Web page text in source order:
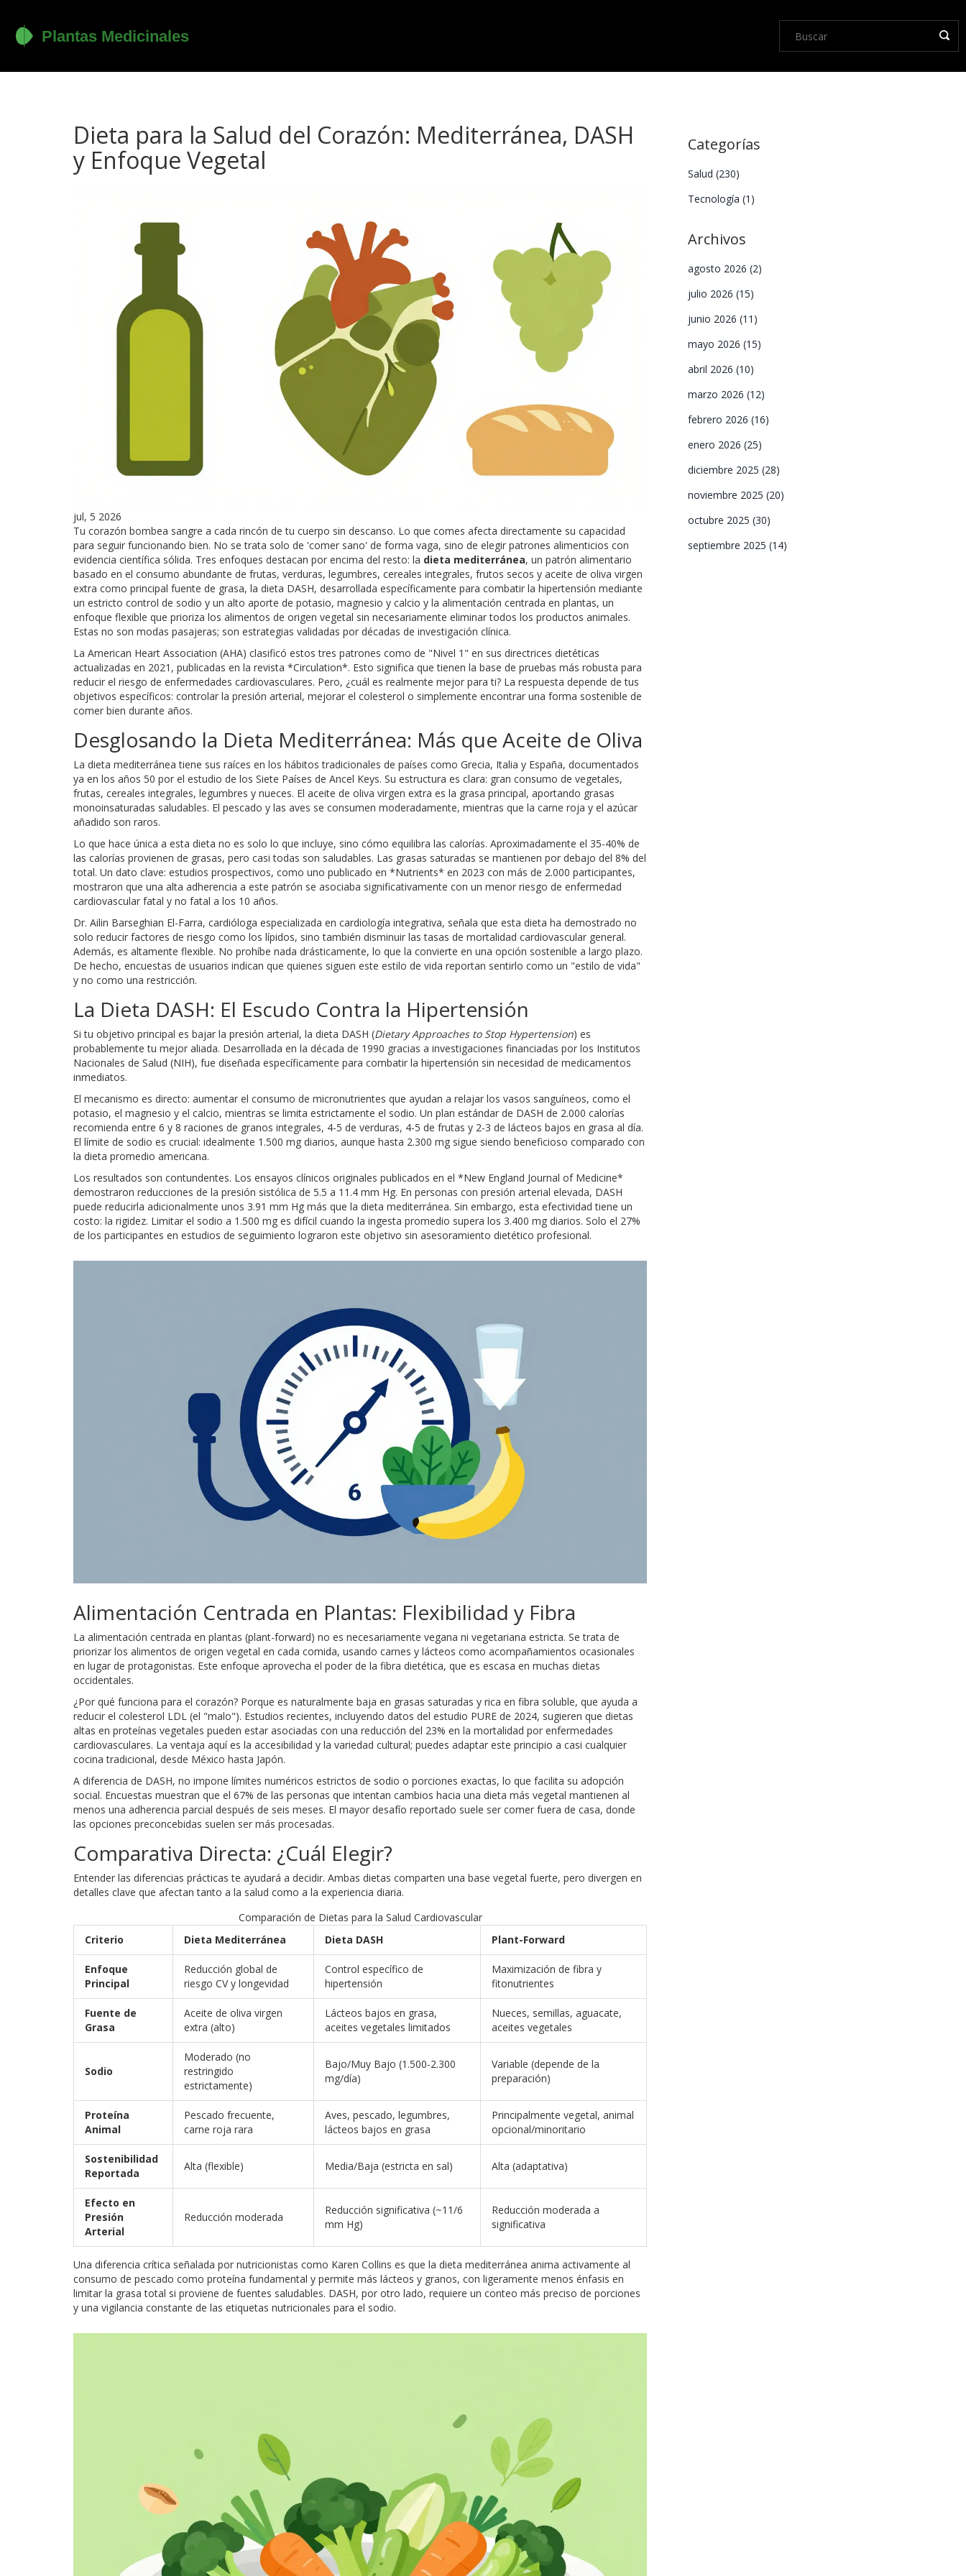
Dieta para la Salud del Corazón: Mediterránea, DASH
y Enfoque Vegetal
jul, 5 2026
Tu corazón bombea sangre a cada rincón de tu cuerpo sin descanso. Lo que comes afecta directamente su capacidad
para seguir funcionando bien. No se trata solo de 'comer sano' de forma vaga, sino de elegir patrones alimenticios con
evidencia científica sólida. Tres enfoques destacan por encima del resto: la dieta mediterránea, un patrón alimentario
basado en el consumo abundante de frutas, verduras, legumbres, cereales integrales, frutos secos y aceite de oliva virgen
extra como principal fuente de grasa, la dieta DASH, desarrollada específicamente para combatir la hipertensión mediante
un estricto control de sodio y un alto aporte de potasio, magnesio y calcio y la alimentación centrada en plantas, un
enfoque flexible que prioriza los alimentos de origen vegetal sin necesariamente eliminar todos los productos animales.
Estas no son modas pasajeras; son estrategias validadas por décadas de investigación clínica.
La American Heart Association (AHA) clasificó estos tres patrones como de "Nivel 1" en sus directrices dietéticas
actualizadas en 2021, publicadas en la revista *Circulation*. Esto significa que tienen la base de pruebas más robusta para
reducir el riesgo de enfermedades cardiovasculares. Pero, ¿cuál es realmente mejor para ti? La respuesta depende de tus
objetivos específicos: controlar la presión arterial, mejorar el colesterol o simplemente encontrar una forma sostenible de
comer bien durante años.
Desglosando la Dieta Mediterránea: Más que Aceite de Oliva
La dieta mediterránea tiene sus raíces en los hábitos tradicionales de países como Grecia, Italia y España, documentados
ya en los años 50 por el estudio de los Siete Países de Ancel Keys. Su estructura es clara: gran consumo de vegetales,
frutas, cereales integrales, legumbres y nueces. El aceite de oliva virgen extra es la grasa principal, aportando grasas
monoinsaturadas saludables. El pescado y las aves se consumen moderadamente, mientras que la carne roja y el azúcar
añadido son raros.
Lo que hace única a esta dieta no es solo lo que incluye, sino cómo equilibra las calorías. Aproximadamente el 35-40% de
las calorías provienen de grasas, pero casi todas son saludables. Las grasas saturadas se mantienen por debajo del 8% del
total. Un dato clave: estudios prospectivos, como uno publicado en *Nutrients* en 2023 con más de 2.000 participantes,
mostraron que una alta adherencia a este patrón se asociaba significativamente con un menor riesgo de enfermedad
cardiovascular fatal y no fatal a los 10 años.
Dr. Ailin Barseghian El-Farra, cardióloga especializada en cardiología integrativa, señala que esta dieta ha demostrado no
solo reducir factores de riesgo como los lípidos, sino también disminuir las tasas de mortalidad cardiovascular general.
Además, es altamente flexible. No prohíbe nada drásticamente, lo que la convierte en una opción sostenible a largo plazo.
De hecho, encuestas de usuarios indican que quienes siguen este estilo de vida reportan sentirlo como un "estilo de vida"
y no como una restricción.
La Dieta DASH: El Escudo Contra la Hipertensión
Si tu objetivo principal es bajar la presión arterial, la dieta DASH (Dietary Approaches to Stop Hypertension) es
probablemente tu mejor aliada. Desarrollada en la década de 1990 gracias a investigaciones financiadas por los Institutos
Nacionales de Salud (NIH), fue diseñada específicamente para combatir la hipertensión sin necesidad de medicamentos
inmediatos.
El mecanismo es directo: aumentar el consumo de micronutrientes que ayudan a relajar los vasos sanguíneos, como el
potasio, el magnesio y el calcio, mientras se limita estrictamente el sodio. Un plan estándar de DASH de 2.000 calorías
recomienda entre 6 y 8 raciones de granos integrales, 4-5 de verduras, 4-5 de frutas y 2-3 de lácteos bajos en grasa al día.
El límite de sodio es crucial: idealmente 1.500 mg diarios, aunque hasta 2.300 mg sigue siendo beneficioso comparado con
la dieta promedio americana.
Los resultados son contundentes. Los ensayos clínicos originales publicados en el *New England Journal of Medicine*
demostraron reducciones de la presión sistólica de 5.5 a 11.4 mm Hg. En personas con presión arterial elevada, DASH
puede reducirla adicionalmente unos 3.91 mm Hg más que la dieta mediterránea. Sin embargo, esta efectividad tiene un
costo: la rigidez. Limitar el sodio a 1.500 mg es difícil cuando la ingesta promedio supera los 3.400 mg diarios. Solo el 27%
de los participantes en estudios de seguimiento lograron este objetivo sin asesoramiento dietético profesional.
Alimentación Centrada en Plantas: Flexibilidad y Fibra
La alimentación centrada en plantas (plant-forward) no es necesariamente vegana ni vegetariana estricta. Se trata de
priorizar los alimentos de origen vegetal en cada comida, usando carnes y lácteos como acompañamientos ocasionales
en lugar de protagonistas. Este enfoque aprovecha el poder de la fibra dietética, que es escasa en muchas dietas
occidentales.
¿Por qué funciona para el corazón? Porque es naturalmente baja en grasas saturadas y rica en fibra soluble, que ayuda a
reducir el colesterol LDL (el "malo"). Estudios recientes, incluyendo datos del estudio PURE de 2024, sugieren que dietas
altas en proteínas vegetales pueden estar asociadas con una reducción del 23% en la mortalidad por enfermedades
cardiovasculares. La ventaja aquí es la accesibilidad y la variedad cultural; puedes adaptar este principio a casi cualquier
cocina tradicional, desde México hasta Japón.
A diferencia de DASH, no impone límites numéricos estrictos de sodio o porciones exactas, lo que facilita su adopción
social. Encuestas muestran que el 67% de las personas que intentan cambios hacia una dieta más vegetal mantienen al
menos una adherencia parcial después de seis meses. El mayor desafío reportado suele ser comer fuera de casa, donde
las opciones preconcebidas suelen ser más procesadas.
Comparativa Directa: ¿Cuál Elegir?
Entender las diferencias prácticas te ayudará a decidir. Ambas dietas comparten una base vegetal fuerte, pero divergen en
detalles clave que afectan tanto a la salud como a la experiencia diaria.
Comparación de Dietas para la Salud Cardiovascular
Criterio
Dieta Mediterránea Dieta DASH Plant-Forward
Enfoque
Principal
Reducción global de
riesgo CV y longevidad
Control específico de
hipertensión
Maximización de fibra y
fitonutrientes
Fuente de
Grasa
Aceite de oliva virgen
extra (alto)
Lácteos bajos en grasa,
aceites vegetales limitados
Nueces, semillas, aguacate,
aceites vegetales
Sodio
Moderado (no
restringido
estrictamente)
Bajo/Muy Bajo (1.500-2.300
mg/día)
Variable (depende de la
preparación)
Proteína
Animal
Pescado frecuente,
carne roja rara
Aves, pescado, legumbres,
lácteos bajos en grasa
Principalmente vegetal, animal
opcional/minoritario
Sostenibilidad
Reportada
Alta (flexible) Media/Baja (estricta en sal) Alta (adaptativa)
Efecto en
Presión
Arterial
Reducción moderada
Reducción significativa (~11/6
mm Hg)
Reducción moderada a
significativa
Una diferencia crítica señalada por nutricionistas como Karen Collins es que la dieta mediterránea anima activamente al
consumo de pescado como proteína fundamental y permite más lácteos y granos, con ligeramente menos énfasis en
limitar la grasa total si proviene de fuentes saludables. DASH, por otro lado, requiere un conteo más preciso de porciones
y una vigilancia constante de las etiquetas nutricionales para el sodio.
Categorías
Salud (230)
Tecnología (1)
Archivos
agosto 2026 (2)
julio 2026 (15)
junio 2026 (11)
mayo 2026 (15)
abril 2026 (10)
marzo 2026 (12)
febrero 2026 (16)
enero 2026 (25)
diciembre 2025 (28)
noviembre 2025 (20)
octubre 2025 (30)
septiembre 2025 (14)